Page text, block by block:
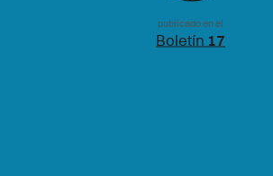
publicado en el
Boletín 17